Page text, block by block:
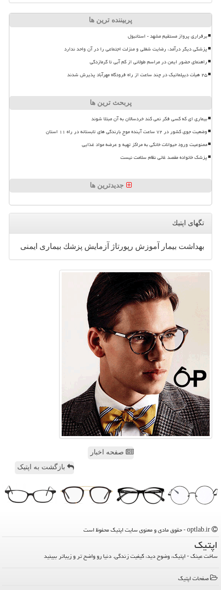
پربیننده ترین ها
برقراری پرواز مستقیم مشهد - استانبول
پزشکی دیگر درآمد، رضایت شغلی و منزلت اجتماعی را در آن واحد ندارد
راهنمای حضور ایمن در مراسم طولانی از کم آبی تا گرمازدگی
۲۵ هیأت دیپلماتیک در چند ساعت از راه فرودگاه مهرآباد پذیرش شدند
پربحث ترین ها
بیماری ای که کسی فکر نمی کند خردسالان به آن مبتلا شوند
وضعیت جوی کشور در ۷۲ ساعت آینده موج بارندگی های تابستانه در راه ۱۱ استان
ممنوعیت ورود حیوانات خانگی به مراکز تهیه و عرضه مواد غذایی
پزشک خانواده مقصد غائی نظام سلامت نیست
جدیدترین ها
تگهای اپتیك
بهداشت بیمار آموزش رپورتاژ آزمایش پزشك بیماری ایمنی
صفحه اخبار
بازگشت به اپتیک
اپتیك
ساخت عینک - اپتیک، وضوح دید، کیفیت زندگی. دنیا رو واضح تر و زیباتر ببینید
صفحات اپتیك